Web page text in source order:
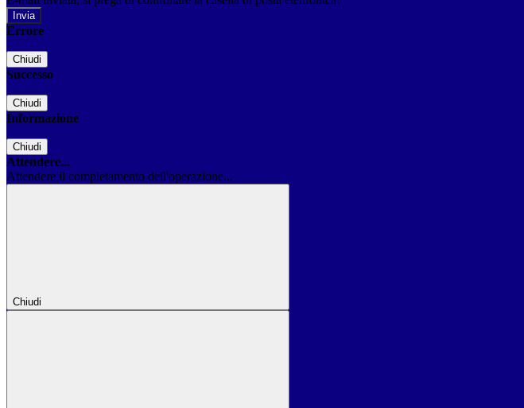
Errore
Chiudi
Successo
Chiudi
Informazione
Chiudi
Attendere...
Attendere il completamento dell'operazione...
Chiudi